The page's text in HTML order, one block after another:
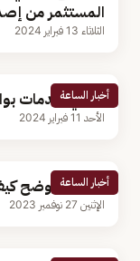
المستثمر من
الثلاثاء 13 فبراير 2024
أخبار الساعة
ما هي خدمات
الأحد 11 فبراير 2024
أخبار الساعة
«أبشر» توضح
الإثنين 27 نوفمبر 2023